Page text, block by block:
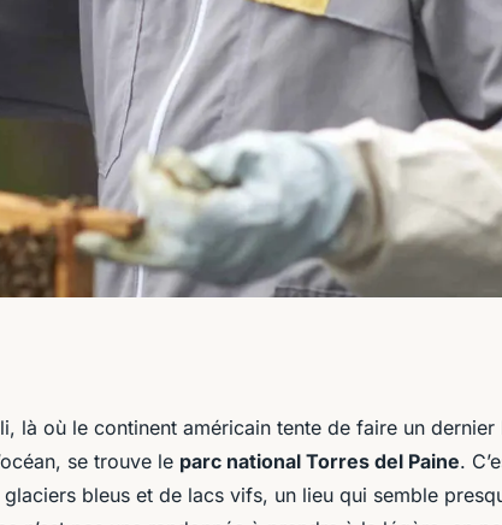
dans
là où le continent américain tente de faire un dernier
se trouve le parc national Torres del Paine.
bleus et de lacs vifs, un lieu qui semble